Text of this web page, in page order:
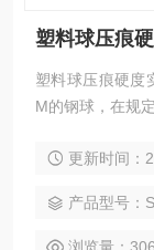
塑料球压痕
塑料球压痕硬度
M的钢球，在规
途： 用于非金
更新时间：
产品型号：